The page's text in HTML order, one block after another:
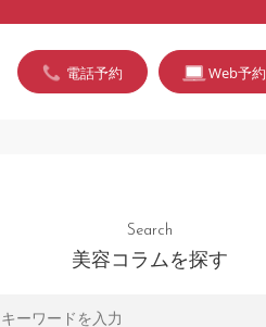
電話予約 Web予約
Search
美容コラムを探す